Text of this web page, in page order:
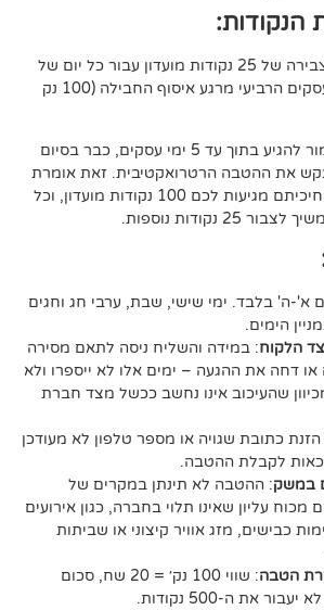
על צבירה של 25 נקודות מועדון עבור כל יום של
המתנה, החל מיום העסקים הרביעי מרגע איסוף החבילה (100 נק
אם משלוח אמור להגיע בתוך עד 5 ימי עסקים, כבר בסיום
זאת אומרת
שעל ארבעת הימים שחיכיתם מגיעות לכם 100 נקודות מועדון, וכל
שבת, ערבי חג וחגים
ניסה לתאם מסירה
ימים אלו לא ייספרו ולא
נחשב ככשל מצד חברת
או מספר טלפון לא מעודכן
תינתן במקרים של
תלוי בחברה, כגון אירועים
קיצוני או שביתות
: שווי 100 נק׳ = 20 שח, סכום